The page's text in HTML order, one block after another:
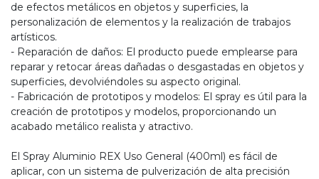
de efectos metálicos en objetos y superficies, la
personalización de elementos y la realización de trabajos
artísticos.
- Reparación de daños: El producto puede emplearse para
reparar y retocar áreas dañadas o desgastadas en objetos y
superficies, devolviéndoles su aspecto original.
- Fabricación de prototipos y modelos: El spray es útil para la
creación de prototipos y modelos, proporcionando un
acabado metálico realista y atractivo.
El Spray Aluminio REX Uso General (400ml) es fácil de
aplicar, con un sistema de pulverización de alta precisión